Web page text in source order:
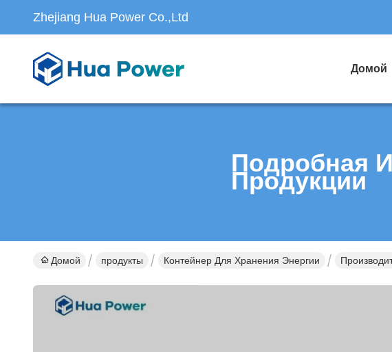
Zhejiang Hua Power Co.,Ltd
Домой
Подробная
Продукции
Домой продукты Контейнер Для Хранения Энергии